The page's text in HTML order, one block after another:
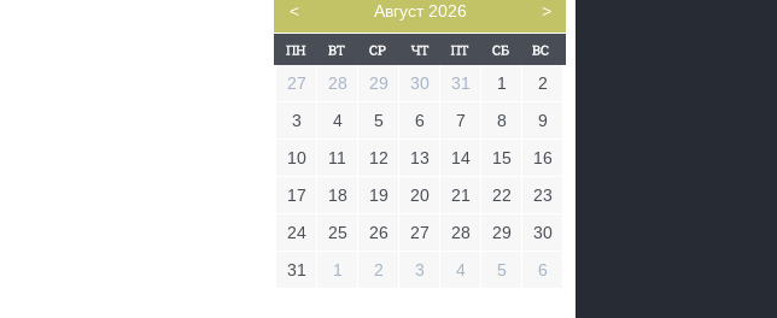
< Август 2026 >
27 28 29 30 31 1
2
3
4 5 6 7 8
9
10
11 12 13 14 15
16
17
18 19 20 21 22
23
24
25 26 27 28 29
30
31
1 2 3 4 5 6